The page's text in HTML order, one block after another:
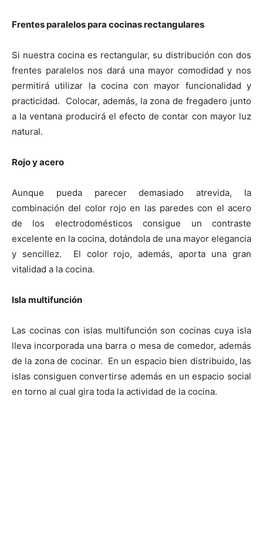
Frentes paralelos para cocinas rectangulares
Si nuestra cocina es rectangular, su distribución con dos
frentes paralelos nos dará una mayor comodidad y nos
permitirá utilizar la cocina con mayor funcionalidad y
practicidad. Colocar, además, la zona de fregadero junto
a la ventana producirá el efecto de contar con mayor luz
natural.
Rojo y acero
Aunque pueda parecer demasiado atrevida, la
combinación del color rojo en las paredes con el acero
de los electrodomésticos consigue un contraste
excelente en la cocina, dotándola de una mayor elegancia
y sencillez. El color rojo, además, aporta una gran
vitalidad a la cocina.
Isla multifunción
Las cocinas con islas multifunción son cocinas cuya isla
lleva incorporada una barra o mesa de comedor, además
de la zona de cocinar. En un espacio bien distribuido, las
islas consiguen convertirse además en un espacio social
en torno al cual gira toda la actividad de la cocina.